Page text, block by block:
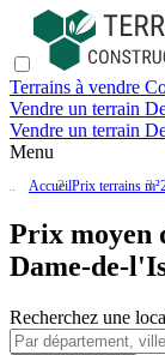
Terrains à vendre
Vendre un terrain
Vendre un terrain
Menu
AccueilPrix terrains m²
Prix moyen
Dame-de-
Recherchez une